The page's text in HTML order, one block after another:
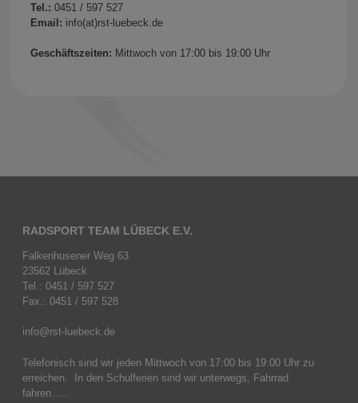
Tel.: 0451 / 597 527
Email: info(at)rst-luebeck.de
Geschäftszeiten: Mittwoch von 17:00 bis 19:00 Uhr
RADSPORT TEAM LÜBECK E.V.
Falkenhusener Weg 63
23562 Lübeck
Tel.: 0451 / 597 527
Fax.: 0451 / 597 528
info@rst-luebeck.de
Telefonisch sind wir jeden Mittwoch von 17:00 bis 19:00 Uhr zu
erreichen. In den Schulferien sind wir unterwegs, Fahrrad
fahren…..